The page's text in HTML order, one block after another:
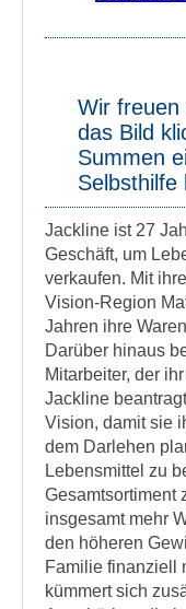
Wir freuen
das Bild
Summen
Selbsthilfe
Jackline ist 27
Geschäft, um
verkaufen. Mit
Vision-Region
Jahren ihre
Darüber hinaus
Mitarbeiter, der
Jackline
Vision, damit sie
dem Darlehen
Lebensmittel zu
Gesamtsortiment
insgesamt mehr
den höheren
Familie finanziell
kümmert sich